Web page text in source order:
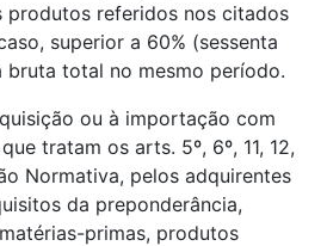
produtos referidos nos citados
superior a 60% (sessenta
total no mesmo período.
ou à importação com
tratam os arts. 5º, 6º, 11, 12,
Normativa, pelos adquirentes
da preponderância,
primas, produtos